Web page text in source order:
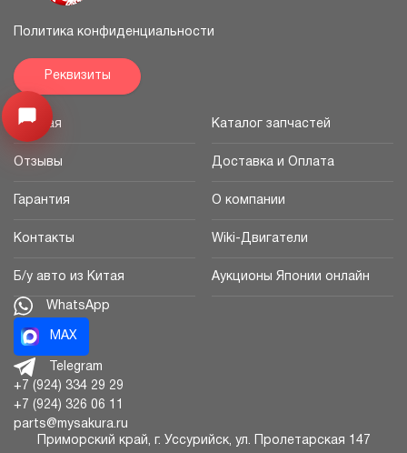
Открыть меню
Политика конфиденциальности
Реквизиты
Главная Каталог запчастей
Отзывы Доставка и Оплата
Гарантия О компании
Контакты Wiki-Двигатели
Б/у авто из Китая Аукционы Японии онлайн
WhatsApp
MAX
Telegram
+7 (924) 334 29 29
+7 (924) 326 06 11
parts@mysakura.ru
Приморский край, г. Уссурийск, ул. Пролетарская 147